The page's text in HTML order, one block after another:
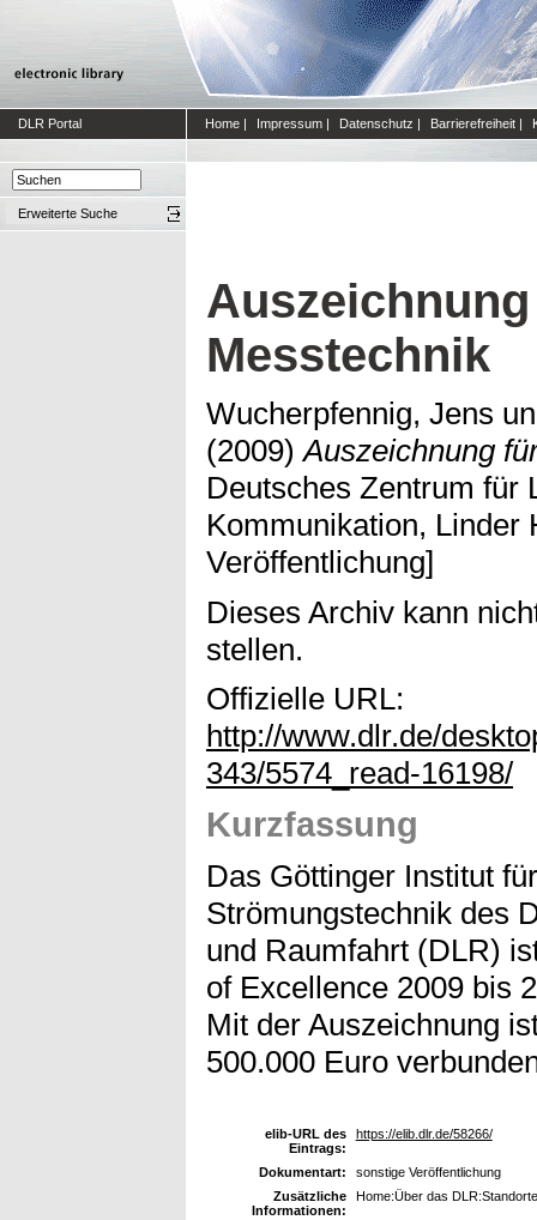
DLR Portal Home | Impressum | Datenschutz | Barrierefreiheit |
Erweiterte Suche
Messtechnik
Wucherpfennig, Jens
(2009)Auszeichnung
Deutsches Zentrum für
Kommunikation, Linder
Veröffentlichung]
Dieses Archiv kann
stellen.
Offizielle URL:
http://www.dlr.de/
343/5574_read-16198/
Kurzfassung
Das Göttinger Institut
Strömungstechnik des
und Raumfahrt (DLR)
of Excellence 2009 bis
Mit der Auszeichnung
500.000 Euro
elib-URL des
Eintrags:
https://elib.dlr.de/58266/
Dokumentart:
sonstige Veröffentlichung
Zusätzliche
Informationen:
Home:Über das